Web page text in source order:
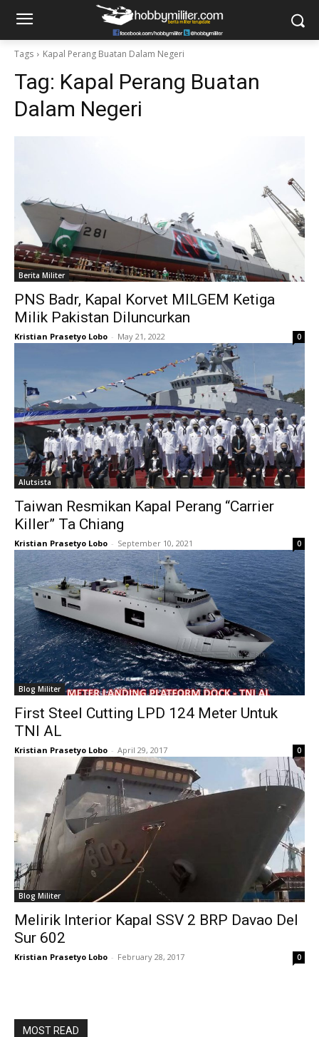
Tags Kapal Perang Buatan Dalam Negeri
Tag: Kapal Perang Buatan
Dalam Negeri
Berita Militer
PNS Badr, Kapal Korvet MILGEM Ketiga
Milik Pakistan Diluncurkan
Kristian Prasetyo Lobo - May 21, 2022 0
Alutsista
Taiwan Resmikan Kapal Perang “Carrier
Killer” Ta Chiang
Kristian Prasetyo Lobo - September 10, 2021 0
Blog Militer
First Steel Cutting LPD 124 Meter Untuk
TNI AL
Kristian Prasetyo Lobo - April 29, 2017 0
Blog Militer
Melirik Interior Kapal SSV 2 BRP Davao Del
Sur 602
Kristian Prasetyo Lobo - February 28, 2017 0
MOST READ